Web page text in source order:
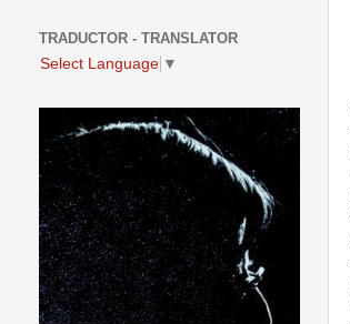
TRADUCTOR - TRANSLATOR
Select Language ▼